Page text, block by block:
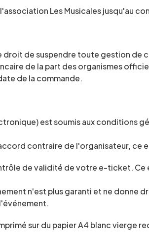
Les Musicales jusqu'au
droit de suspendre toute gestion de
de la part des organismes
de la commande.
est soumis aux conditions
contraire de l'organisateur, ce
de validité de votre e-ticket.
n'est plus garanti et ne donne
sur du papier A4 blanc vierge